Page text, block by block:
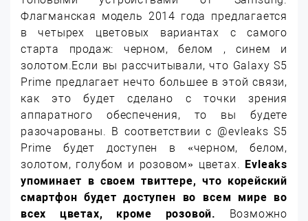
Флагманская модель 2014 года предлагается
в четырех цветовых вариантах с самого
старта продаж: черном, белом , синем и
золотом.Если вы рассчитывали, что Galaxy S5
Prime предлагает нечто большее в этой связи,
как это будет сделано с точки зрения
аппаратного обеспечения, то вы будете
разочарованы. В соответствии с @evleaks S5
Prime будет доступен в «черном, белом,
золотом, голубом и розовом» цветах. Evleaks
упоминает в своем твиттере, что корейский
смартфон будет доступен во всем мире во
всех цветах, кроме розовой.
Возможно